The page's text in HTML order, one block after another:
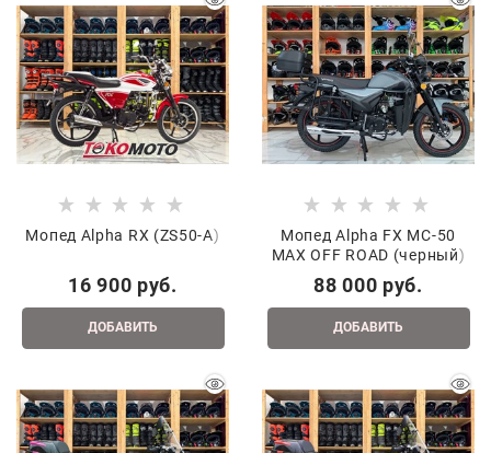
Мопед Alpha RX (ZS50-A)
16 900 руб.
ДОБАВИТЬ
Мопед Alpha FX MC-50
MAX OFF ROAD (черный)
88 000 руб.
ДОБАВИТЬ